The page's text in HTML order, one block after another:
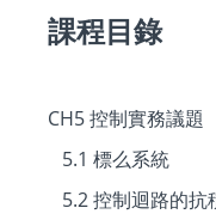
課程目錄
CH5 控制實務議題
5.1 標么系統
5.2 控制迴路的抗